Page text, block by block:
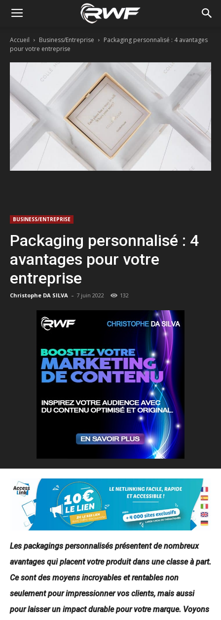
Accueil Business/Entreprise
Packaging personnalisé : 4 avantages
pour votre entreprise
BUSINESS/ENTREPRISE
Packaging personnalisé : 4
avantages pour votre
entreprise
Christophe DA SILVA - 7 juin 2022 132
Les packagings personnalisés présentent de nombreux
avantages qui placent votre produit dans une classe à part.
Ce sont des moyens incroyables et rentables non
seulement pour impressionner vos clients, mais aussi
pour laisser un impact durable pour votre marque. Voyons